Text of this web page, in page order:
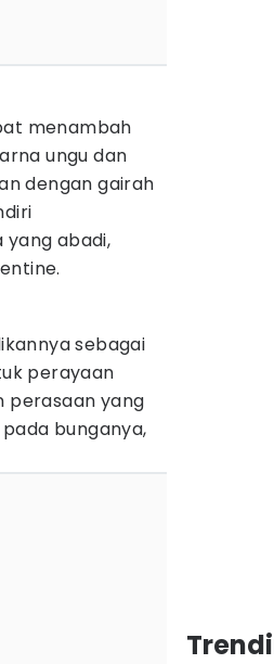
menambah
ungu dan
dengan gairah
yang abadi,
sebagai
perayaan
perasaan yang
bunganya,